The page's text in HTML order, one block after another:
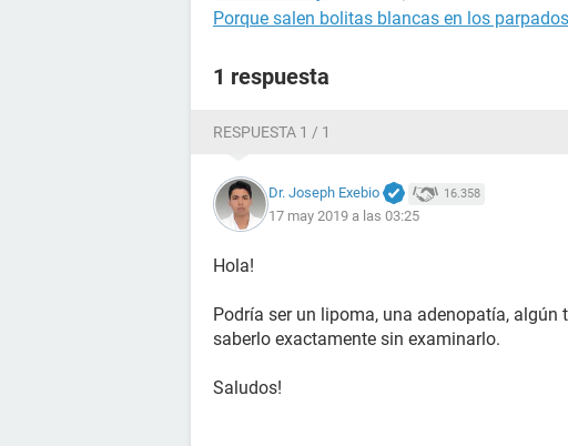
Porque salen bolitas blancas en los parpados
1 respuesta
RESPUESTA 1 / 1
Dr. Joseph Exebio 16.358
17 may 2019 a las 03:25
Hola!
Podría ser un lipoma, una adenopatía, algún
saberlo exactamente sin examinarlo.
Saludos!